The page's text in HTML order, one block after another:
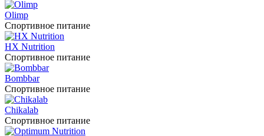
Olimp
Спортивное питание
HX Nutrition
Спортивное питание
Bombbar
Спортивное питание
Chikalab
Спортивное питание